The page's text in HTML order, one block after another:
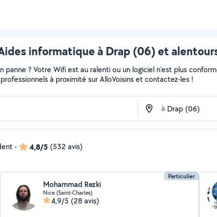
informatique à Drap (06) et
panne ? Votre Wifi est au ralenti ou un logiciel n'est plus
à proximité sur AlloVoisins et contactez-les !
à
- 4,8/5 (532 avis)
Particulier
Mohammad Rezki
Nice (Saint-Charles)
4,9/5 (28 avis)